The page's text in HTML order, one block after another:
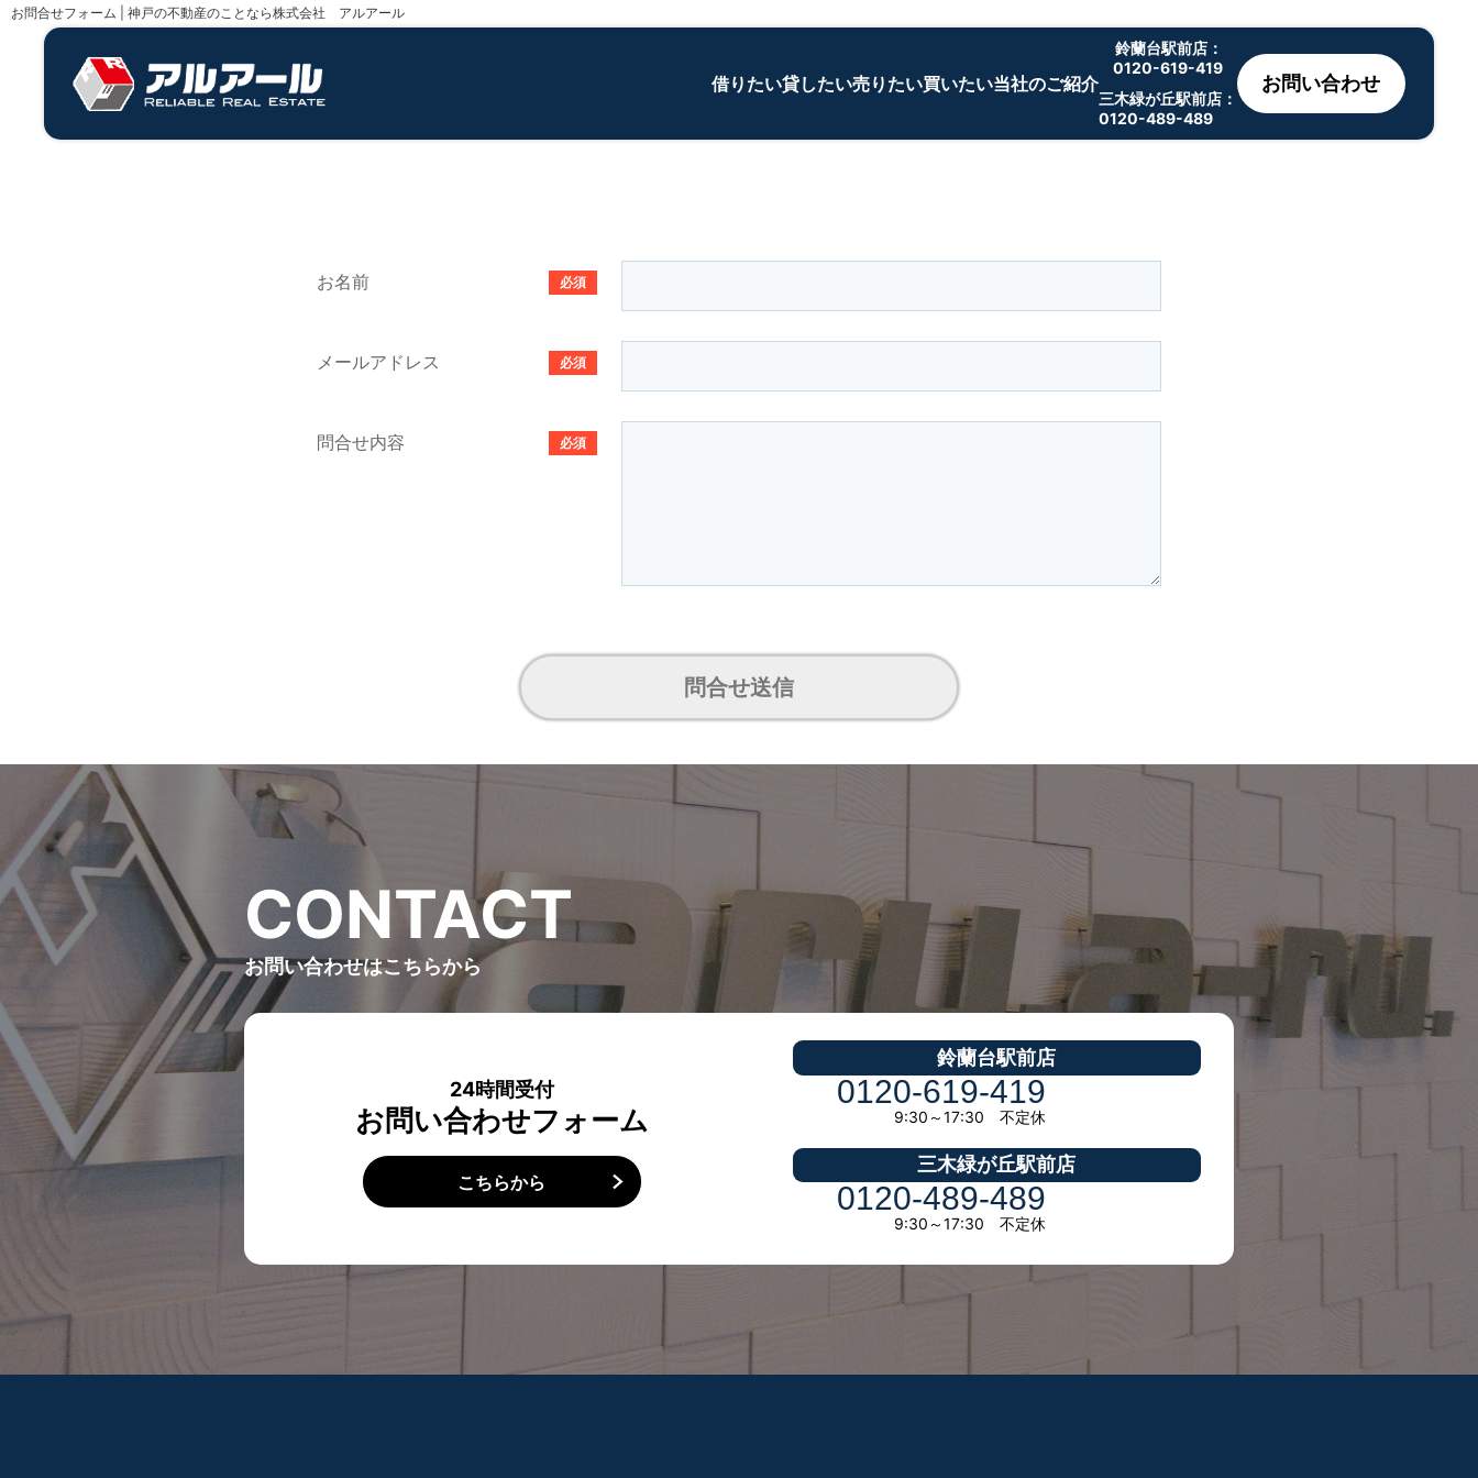
お問合せフォーム | 神戸の不動産のことなら株式会社 アルアール
借りたい貸したい売りたい買いたい当社のご紹介
鈴蘭台駅前店：
0120-619-419
三木緑が丘駅前店：
0120-489-489
お問い合わせ
お名前 必須
メールアドレス 必須
問合せ内容 必須
問合せ送信
CONTACT
お問い合わせはこちらから
24時間受付
お問い合わせフォーム
こちらから
鈴蘭台駅前店
0120-619-419
9:30～17:30 不定休
三木緑が丘駅前店
0120-489-489
9:30～17:30 不定休